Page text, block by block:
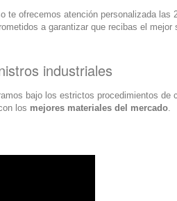
te ofrecemos atención personalizada las
a garantizar que recibas el
industriales
bajo los estrictos procedimientos de
los mejores materiales del mercado.